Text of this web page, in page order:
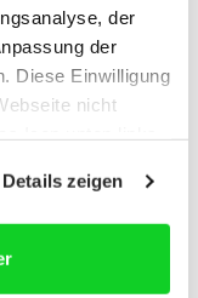
der
der
Diese Einwilligung
nicht
imImpressum
Details zeigen
einer
stellt
dass es bei der
trotz
nach § 10 AÜG